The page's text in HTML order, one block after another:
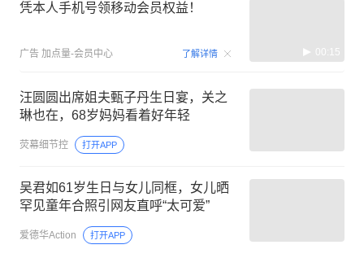
凭本人手机号领移动会员权益！
广告 加点量-会员中心 了解详情 00:15
汪圆圆出席姐夫甄子丹生日宴，关之
琳也在，68岁妈妈看着好年轻
荧幕细节控 打开APP
吴君如61岁生日与女儿同框，女儿晒
罕见童年合照引网友直呼“太可爱”
爱德华Action 打开APP